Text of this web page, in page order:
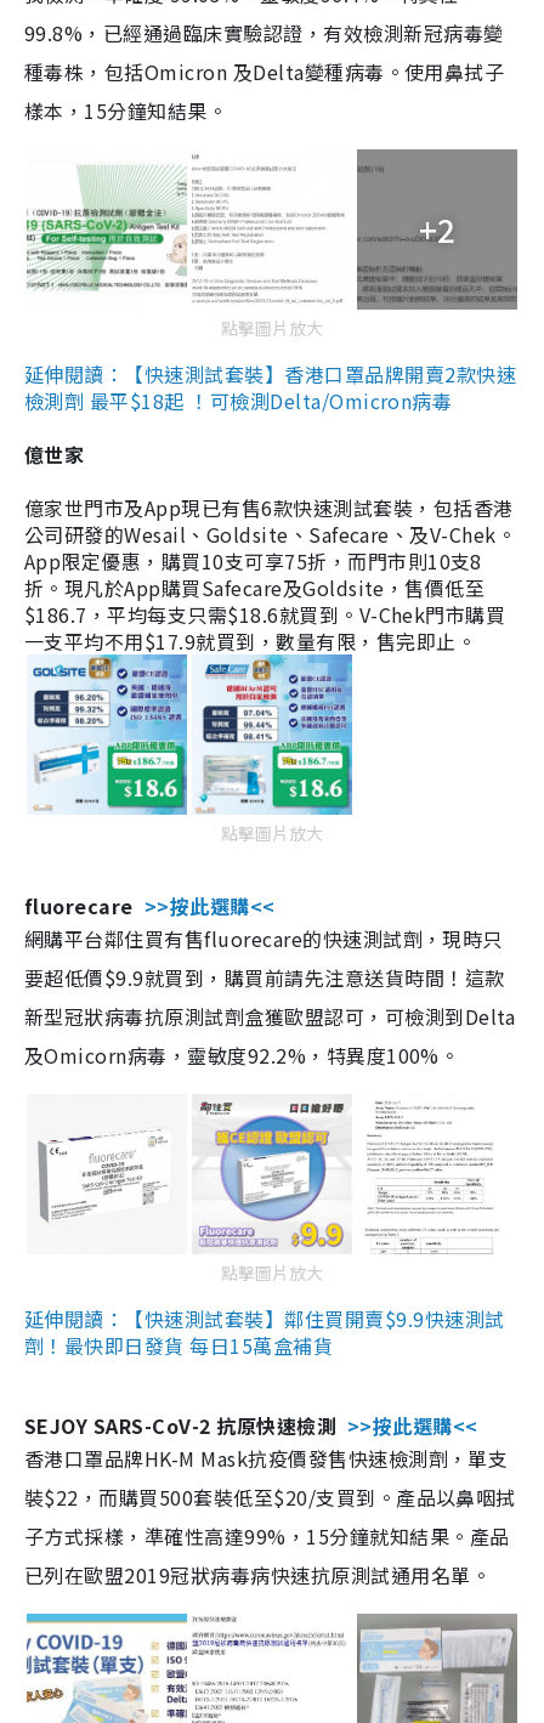
99.8%，已經通過臨床實驗認證，有效檢測新冠病毒變
種毒株，包括Omicron 及Delta變種病毒。使用鼻拭子
樣本，15分鐘知結果。
+2
點擊圖片放大
延伸閱讀：【快速測試套裝】香港口罩品牌開賣2款快速
檢測劑 最平$18起 ！可檢測Delta/Omicron病毒
億世家
億家世門市及App現已有售6款快速測試套裝，包括香港
公司研發的Wesail、Goldsite、Safecare、及V-Chek。
App限定優惠，購買10支可享75折，而門市則10支8
折。現凡於App購買Safecare及Goldsite，售價低至
$186.7，平均每支只需$18.6就買到。V-Chek門市購買
一支平均不用$17.9就買到，數量有限，售完即止。
點擊圖片放大
fluorecare >>按此選購<<
網購平台鄰住買有售fluorecare的快速測試劑，現時只
要超低價$9.9就買到，購買前請先注意送貨時間！這款
新型冠狀病毒抗原測試劑盒獲歐盟認可，可檢測到Delta
及Omicorn病毒，靈敏度92.2%，特異度100%。
點擊圖片放大
延伸閱讀：【快速測試套裝】鄰住買開賣$9.9快速測試
劑！最快即日發貨 每日15萬盒補貨
SEJOY SARS-CoV-2 抗原快速檢測 >>按此選購<<
香港口罩品牌HK-M Mask抗疫價發售快速檢測劑，單支
裝$22，而購買500套裝低至$20/支買到。產品以鼻咽拭
子方式採樣，準確性高達99%，15分鐘就知結果。產品
已列在歐盟2019冠狀病毒病快速抗原測試通用名單。